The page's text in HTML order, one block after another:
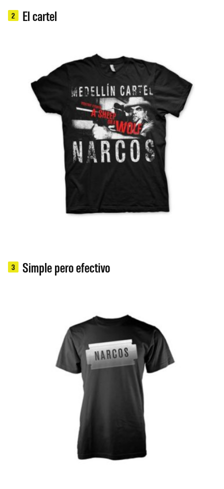
2 El cartel
3 Simple pero efectivo